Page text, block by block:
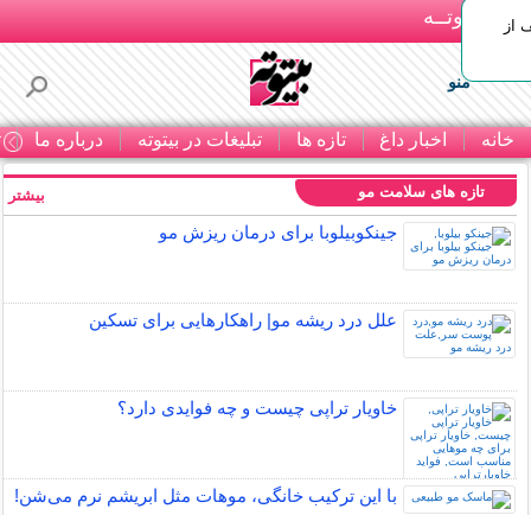
بـیتوتــه
منو
خانه اخبار داغ تازه ها تبلیغات در بیتوته درباره ما
تخفیف از
تازه های سلامت مو
جینکوبیلوبا برای درمان ریزش مو
علل درد ریشه مو| راهکارهایی برای تسکین
خاویار تراپی چیست و چه فوایدی دارد؟
با این ترکیب خانگی، موهات مثل ابریشم نرم می‌شن!
بیشتر